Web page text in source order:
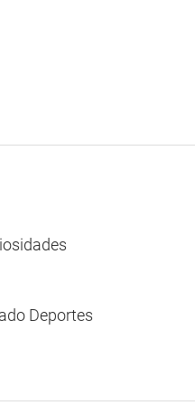
Deportes